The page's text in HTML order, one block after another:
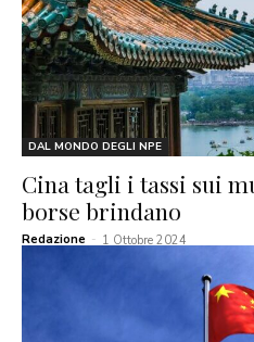
DAL MONDO DEGLI NPE
Cina tagli i tassi sui
borse brindano
Redazione - 1 Ottobre 2024